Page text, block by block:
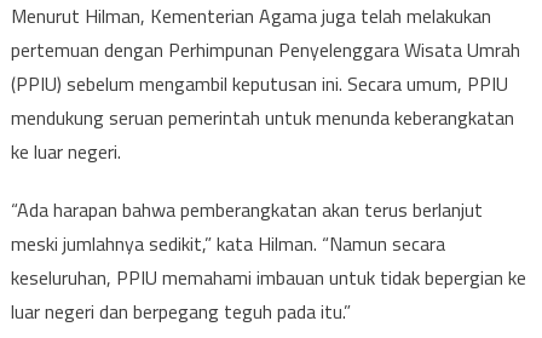
Menurut Hilman, Kementerian Agama juga telah melakukan
pertemuan dengan Perhimpunan Penyelenggara Wisata Umrah
(PPIU) sebelum mengambil keputusan ini. Secara umum, PPIU
mendukung seruan pemerintah untuk menunda keberangkatan
ke luar negeri.
“Ada harapan bahwa pemberangkatan akan terus berlanjut
meski jumlahnya sedikit,” kata Hilman. “Namun secara
keseluruhan, PPIU memahami imbauan untuk tidak bepergian ke
luar negeri dan berpegang teguh pada itu.”